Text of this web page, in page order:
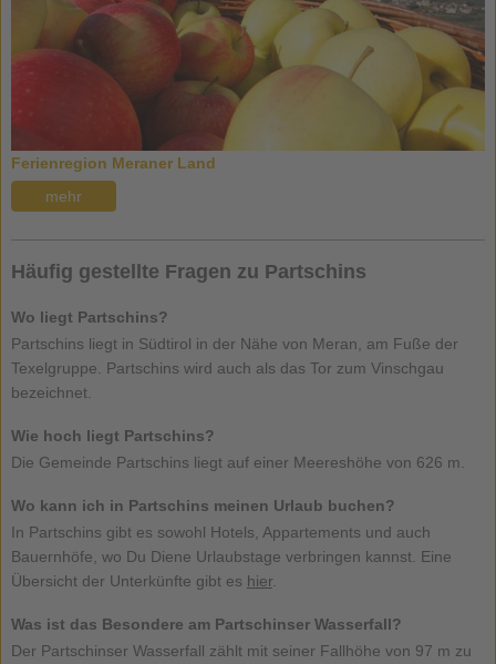
Ferienregion Meraner Land
mehr
Häufig gestellte Fragen zu Partschins
Wo liegt Partschins?
Partschins liegt in Südtirol in der Nähe von Meran, am Fuße der
Texelgruppe. Partschins wird auch als das Tor zum Vinschgau
bezeichnet.
Wie hoch liegt Partschins?
Die Gemeinde Partschins liegt auf einer Meereshöhe von 626 m.
Wo kann ich in Partschins meinen Urlaub buchen?
In Partschins gibt es sowohl Hotels, Appartements und auch
Bauernhöfe, wo Du Diene Urlaubstage verbringen kannst. Eine
Übersicht der Unterkünfte gibt es hier.
Was ist das Besondere am Partschinser Wasserfall?
Der Partschinser Wasserfall zählt mit seiner Fallhöhe von 97 m zu